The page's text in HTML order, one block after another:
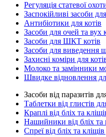
Регуляція статевої
Заспокійливі засоби
Антибіотики для котів
Засоби для очей та вух
Засоби для ШКТ котів
Засоби для виведення
Захисні коміри для
Молоко та замінники
Швидке відновлення
Засоби від паразитів
Таблетки від глистів
Краплі від бліх та
Нашийники від бліх та
Спреї від бліх та кліщів